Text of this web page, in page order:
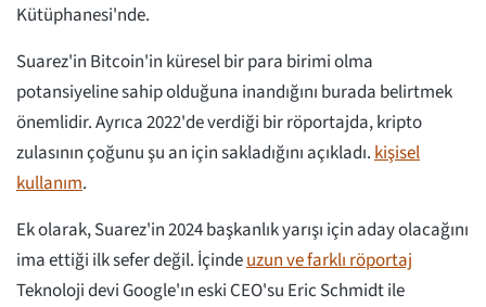
Kütüphanesi'nde.
Suarez'in Bitcoin'in küresel bir para birimi olma
potansiyeline sahip olduğuna inandığını burada belirtmek
önemlidir. Ayrıca 2022'de verdiği bir röportajda, kripto
zulasının çoğunu şu an için sakladığını açıkladı.kişisel
kullanım.
Ek olarak, Suarez'in 2024 başkanlık yarışı için aday olacağını
ima ettiği ilk sefer değil. İçindeuzun ve farklı röportaj
Teknoloji devi Google'ın eski CEO'su Eric Schmidt ile